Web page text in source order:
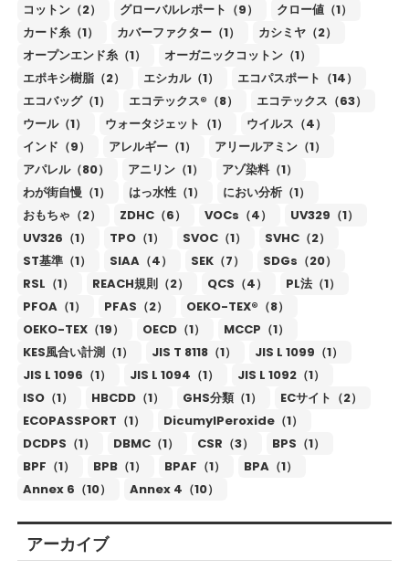
コットン（2）
グローバルレポート（9）
クロー値（1）
カード糸（1）
カバーファクター（1）
カシミヤ（2）
オープンエンド糸（1）
オーガニックコットン（1）
エポキシ樹脂（2）
エシカル（1）
エコパスポート（14）
エコバッグ（1）
エコテックス®（8）
エコテックス（63）
ウール（1）
ウォータジェット（1）
ウイルス（4）
インド（9）
アレルギー（1）
アリールアミン（1）
アパレル（80）
アニリン（1）
アゾ染料（1）
わが街自慢（1）
はっ水性（1）
におい分析（1）
おもちゃ（2）
ZDHC（6） VOCs（4）
UV329（1）
UV326（1）
TPO（1） SVOC（1）
SVHC（2）
ST基準（1）
SIAA（4） SEK（7）
SDGs（20）
RSL（1）
REACH規則（2） QCS（4）
PL法（1）
PFOA（1）
PFAS（2）
OEKO-TEX®（8）
OEKO-TEX（19）
OECD（1）
MCCP（1）
KES風合い計測（1）
JIS T 8118（1）
JIS L 1099（1）
JIS L 1096（1）
JIS L 1094（1）
JIS L 1092（1）
ISO（1）
HBCDD（1） GHS分類（1）
ECサイト（2）
ECOPASSPORT（1）
DicumylPeroxide（1）
DCDPS（1）
DBMC（1） CSR（3）
BPS（1）
BPF（1）
BPB（1） BPAF（1）
BPA（1）
Annex 6（10）
Annex 4（10）
アーカイブ